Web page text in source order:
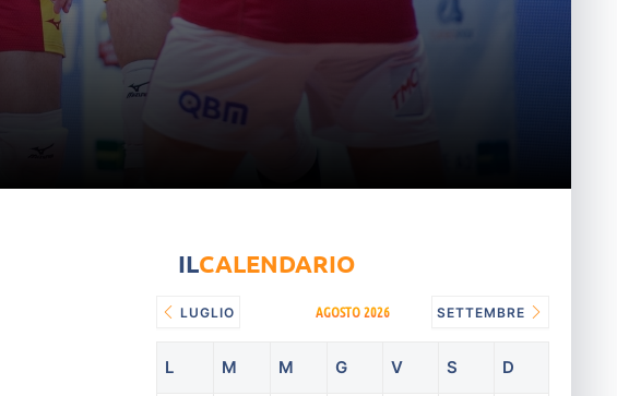
ILCALENDARIO
LUGLIO AGOSTO 2026 SETTEMBRE
L M M G V S D